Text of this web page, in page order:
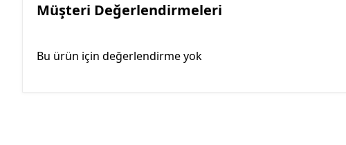
Müşteri Değerlendirmeleri
Bu ürün için değerlendirme yok